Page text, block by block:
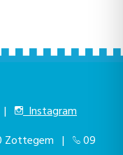
|
Instagram
Zottegem |
09